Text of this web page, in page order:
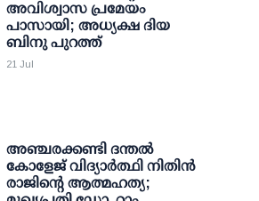
അവിശ്വാസ പ്രമേയം
പാസായി; അധ്യക്ഷ ദിയ
ബിനു പുറത്ത്
21 Jul
അഞ്ചരക്കണ്ടി ദന്തല്‍
കോളേജ് വിദ്യാര്‍ത്ഥി നിതിന്‍
രാജിന്റെ ആത്മഹത്യ;